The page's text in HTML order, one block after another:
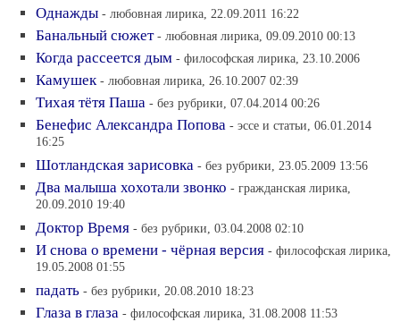
Однажды - любовная лирика, 22.09.2011 16:22
Банальный сюжет - любовная лирика, 09.09.2010 00:13
Когда рассеется дым - философская лирика, 23.10.2006
Камушек - любовная лирика, 26.10.2007 02:39
Тихая тётя Паша - без рубрики, 07.04.2014 00:26
Бенефис Александра Попова - эссе и статьи, 06.01.2014
16:25
Шотландская зарисовка - без рубрики, 23.05.2009 13:56
Два малыша хохотали звонко - гражданская лирика,
20.09.2010 19:40
Доктор Время - без рубрики, 03.04.2008 02:10
И снова о времени - чёрная версия - философская лирика,
19.05.2008 01:55
падать - без рубрики, 20.08.2010 18:23
Глаза в глаза - философская лирика, 31.08.2008 11:53